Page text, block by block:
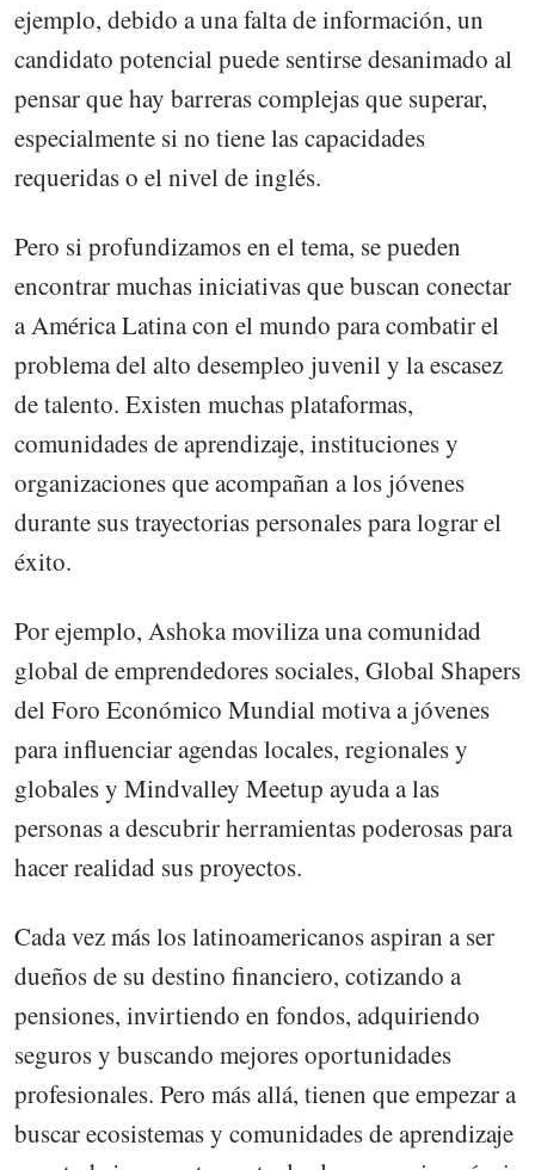
ejemplo, debido a una falta de información, un
candidato potencial puede sentirse desanimado al
pensar que hay barreras complejas que superar,
especialmente si no tiene las capacidades
requeridas o el nivel de inglés.
Pero si profundizamos en el tema, se pueden
encontrar muchas iniciativas que buscan conectar
a América Latina con el mundo para combatir el
problema del alto desempleo juvenil y la escasez
de talento. Existen muchas plataformas,
comunidades de aprendizaje, instituciones y
organizaciones que acompañan a los jóvenes
durante sus trayectorias personales para lograr el
éxito.
Por ejemplo, Ashoka moviliza una comunidad
global de emprendedores sociales, Global Shapers
del Foro Económico Mundial motiva a jóvenes
para influenciar agendas locales, regionales y
globales y Mindvalley Meetup ayuda a las
personas a descubrir herramientas poderosas para
hacer realidad sus proyectos.
Cada vez más los latinoamericanos aspiran a ser
dueños de su destino financiero, cotizando a
pensiones, invirtiendo en fondos, adquiriendo
seguros y buscando mejores oportunidades
profesionales. Pero más allá, tienen que empezar a
buscar ecosistemas y comunidades de aprendizaje